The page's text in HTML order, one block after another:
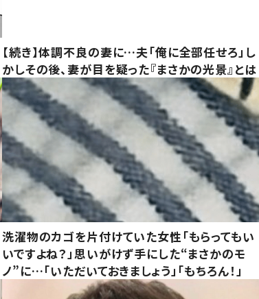
【続き】体調不良の妻に…夫「俺に全部任せろ」し
かしその後、妻が目を疑った『まさかの光景』とは
洗濯物のカゴを片付けていた女性「もらってもい
いですよね？」思いがけず手にした“まさかのモ
ノ”に…「いただいておきましょう」「もちろん！」